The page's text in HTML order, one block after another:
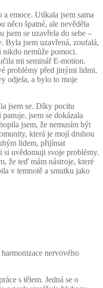
a emoce. Utíkala jsem sama
něco špatné, ale nevěděla
se uzavřela do sebe –
Byla jsem uzavřená, zoufalá,
nikdo nemůže pomoci.
mi seminář E-motion.
problémy před jinými lidmi.
odjela, a bylo to moje
jsem se. Díky pocitu
jsem se dokázala
jsem, že nemusím být
která je mojí druhou
lidem, přijímat
si uvědomuji svoje problémy.
že teď mám nástroje, které
v temnotě a smutku jako
nervového
s tělem. Jedná se o